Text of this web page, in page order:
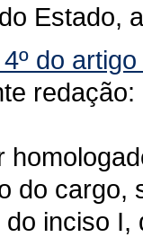
Estado,
do
redação:
do cargo,
inciso